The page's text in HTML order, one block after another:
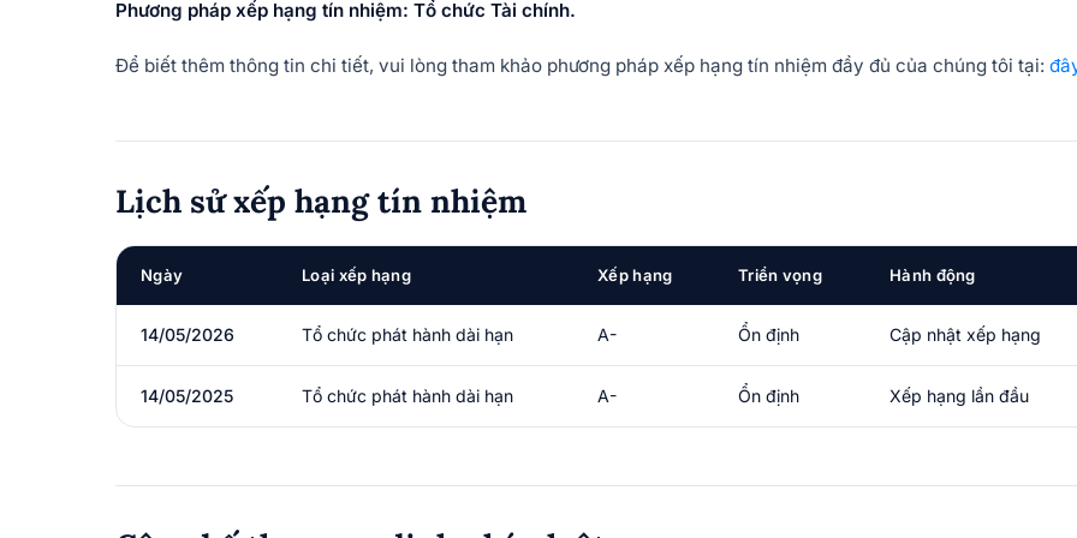
Phương pháp xếp hạng tín nhiệm: Tổ chức Tài chính.
Để biết thêm thông tin chi tiết, vui lòng tham khảo phương pháp xếp hạng tín nhiệm đầy đủ của chúng tôi tại:
Lịch sử xếp hạng tín nhiệm
Ngày Loại xếp hạng Xếp hạng Triển vọng Hành động
14/05/2026 Tổ chức phát hành dài hạn A- Ổn định Cập nhật xếp hạng
14/05/2025 Tổ chức phát hành dài hạn A- Ổn định Xếp hạng lần đầu